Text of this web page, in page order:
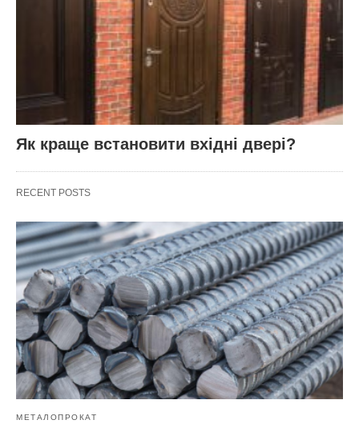
Як краще встановити вхідні двері?
RECENT POSTS
МЕТАЛОПРОКАТ